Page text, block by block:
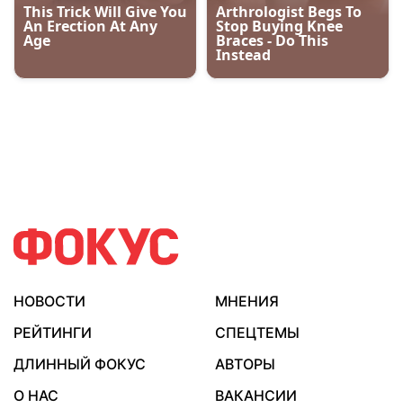
НОВОСТИ
МНЕНИЯ
РЕЙТИНГИ
СПЕЦТЕМЫ
ДЛИННЫЙ ФОКУС
АВТОРЫ
О НАС
ВАКАНСИИ